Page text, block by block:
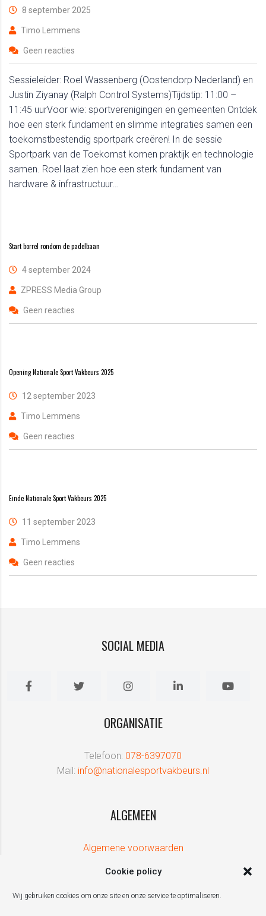
Cookie policy
Wij gebruiken cookies om onze site en onze service te optimaliseren.
8 september 2025
Timo Lemmens
Geen reacties
Sessieleider: Roel Wassenberg (Oostendorp Nederland) en
Justin Ziyanay (Ralph Control Systems)Tijdstip: 11:00 –
11:45 uurVoor wie: sportverenigingen en gemeenten Ontdek
hoe een sterk fundament en slimme integraties samen een
toekomstbestendig sportpark creëren! In de sessie
Sportpark van de Toekomst komen praktijk en technologie
samen. Roel laat zien hoe een sterk fundament van
hardware & infrastructuur…
Start borrel rondom de padelbaan
4 september 2024
ZPRESS Media Group
Geen reacties
Opening Nationale Sport Vakbeurs 2025
12 september 2023
Timo Lemmens
Geen reacties
Einde Nationale Sport Vakbeurs 2025
11 september 2023
Timo Lemmens
Geen reacties
SOCIAL MEDIA
ORGANISATIE
Telefoon: 078-6397070
Mail: info@nationalesportvakbeurs.nl
ALGEMEEN
Algemene voorwaarden